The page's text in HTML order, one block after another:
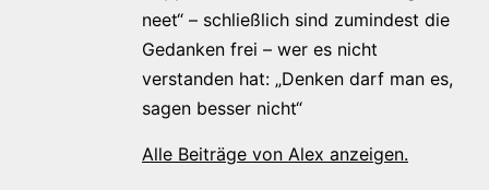
neet“ – schließlich sind zumindest die
Gedanken frei – wer es nicht
verstanden hat: „Denken darf man es,
sagen besser nicht“
Alle Beiträge von Alex anzeigen.